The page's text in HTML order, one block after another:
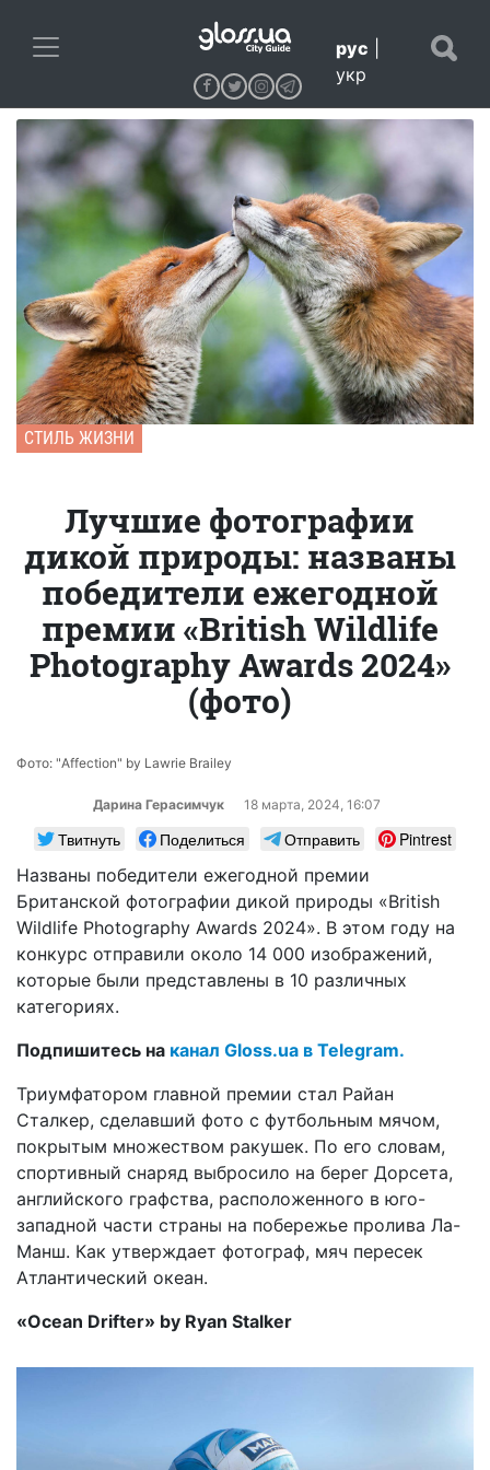
рус
укр
СТИЛЬ ЖИЗНИ
Лучшие фотографии
дикой природы: названы
победители ежегодной
премии «British Wildlife
Photography Awards 2024»
(фото)
Фото: "Affection" by Lawrie Brailey
Дарина Герасимчук 18 марта, 2024, 16:07
Твитнуть Поделиться Отправить
Pintrest
Названы победители ежегодной премии
Британской фотографии дикой природы «British
Wildlife Photography Awards 2024». В этом году на
конкурс отправили около 14 000 изображений,
которые были представлены в 10 различных
категориях.
Подпишитесь на канал Gloss.ua в Telegram.
Триумфатором главной премии стал Райан
Сталкер, сделавший фото с футбольным мячом,
покрытым множеством ракушек. По его словам,
спортивный снаряд выбросило на берег Дорсета,
английского графства, расположенного в юго-
западной части страны на побережье пролива Ла-
Манш. Как утверждает фотограф, мяч пересек
Атлантический океан.
«Ocean Drifter» by Ryan Stalker